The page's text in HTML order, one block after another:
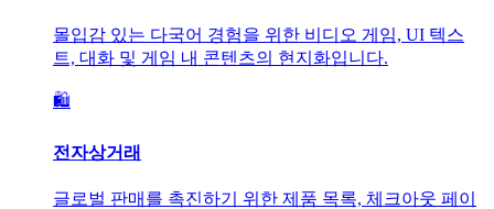
몰입감 있는 다국어 경험을 위한 비디오 게임, UI 텍스
트, 대화 및 게임 내 콘텐츠의 현지화입니다.
🛍️
전자상거래
글로벌 판매를 촉진하기 위한 제품 목록, 체크아웃 페이